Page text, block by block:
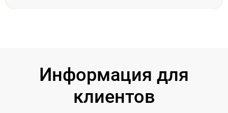
Информация для
клиентов